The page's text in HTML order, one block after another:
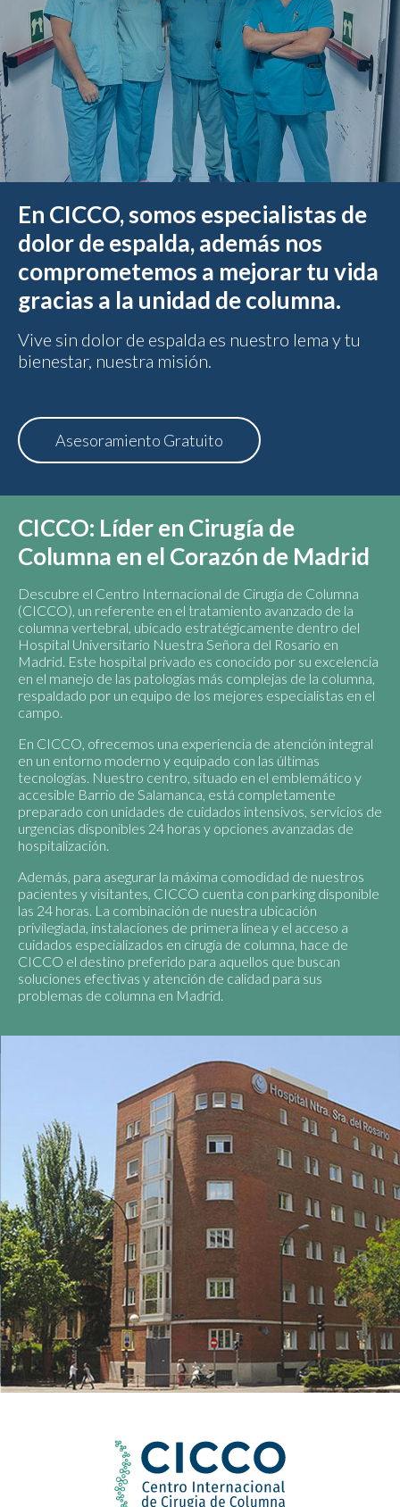
En CICCO, somos especialistas de
dolor de espalda, además nos
comprometemos a mejorar tu vida
gracias a la unidad de columna.
Vive sin dolor de espalda es nuestro lema y tu
bienestar, nuestra misión.
Asesoramiento Gratuito
CICCO: Líderen Cirugía de
Columna en el Corazón de Madrid
Descubre el Centro Internacional de Cirugía de Columna
(CICCO), un referente en el tratamiento avanzado de la
columna vertebral, ubicado estratégicamente dentro del
Hospital Universitario Nuestra Señora del Rosario en
Madrid. Este hospital privado es conocido por su excelencia
en el manejo de las patologías más complejas de la columna,
respaldado por un equipo de los mejores especialistas en el
campo.
En CICCO, ofrecemos una experiencia de atención integral
en un entorno moderno y equipado con las últimas
tecnologías. Nuestro centro, situado en el emblemático y
accesible Barrio de Salamanca, está completamente
preparado con unidades de cuidados intensivos, servicios de
urgencias disponibles 24 horas y opciones avanzadas de
hospitalización.
Además, para asegurar la máxima comodidad de nuestros
pacientes y visitantes, CICCO cuenta con parking disponible
las 24 horas. La combinación de nuestra ubicación
privilegiada, instalaciones de primera línea y el acceso a
cuidados especializados en cirugía de columna, hace de
CICCO el destino preferido para aquellos que buscan
soluciones efectivas y atención de calidad para sus
problemas de columna en Madrid.